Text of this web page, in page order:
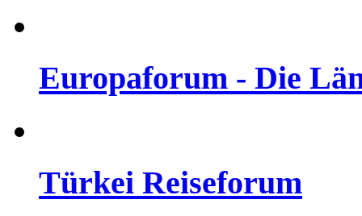
Europaforum - Die
Türkei Reiseforum